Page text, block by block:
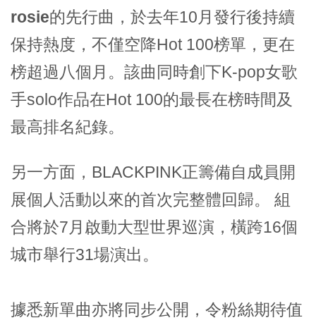
rosie的先行曲，於去年10月發行後持續
保持熱度，不僅空降Hot 100榜單，更在
榜超過八個月。該曲同時創下K-pop女歌
手solo作品在Hot 100的最長在榜時間及
最高排名紀錄。
另一方面，BLACKPINK正籌備自成員開
展個人活動以來的首次完整體回歸。 組
合將於7月啟動大型世界巡演，橫跨16個
城市舉行31場演出。
據悉新單曲亦將同步公開，令粉絲期待值